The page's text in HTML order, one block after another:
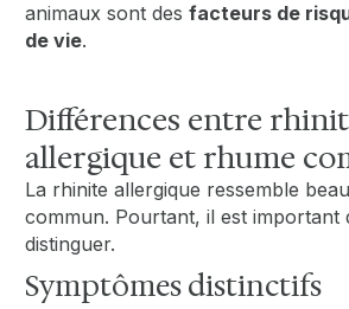
animaux sont desfacteurs de
de vie.
Différences entre
allergique et rhume
La rhinite allergique ressemble
commun. Pourtant, il est important
distinguer.
Symptômes distinctifs